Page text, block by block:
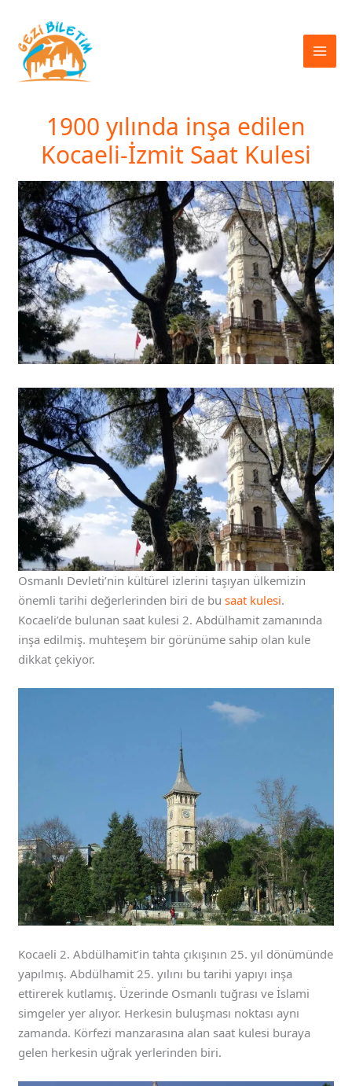
1900 yılında inşa edilen
Kocaeli-İzmit Saat Kulesi
Osmanlı Devleti’nin kültürel izlerini taşıyan ülkemizin
önemli tarihi değerlerinden biri de busaat kulesi.
Kocaeli’de bulunan saat kulesi 2. Abdülhamit zamanında
inşa edilmiş. muhteşem bir görünüme sahip olan kule
dikkat çekiyor.
Kocaeli 2. Abdülhamit’in tahta çıkışının 25. yıl dönümünde
yapılmış. Abdülhamit 25. yılını bu tarihi yapıyı inşa
ettirerek kutlamış. Üzerinde Osmanlı tuğrası ve İslami
simgeler yer alıyor. Herkesin buluşması noktası aynı
zamanda. Körfezi manzarasına alan saat kulesi buraya
gelen herkesin uğrak yerlerinden biri.